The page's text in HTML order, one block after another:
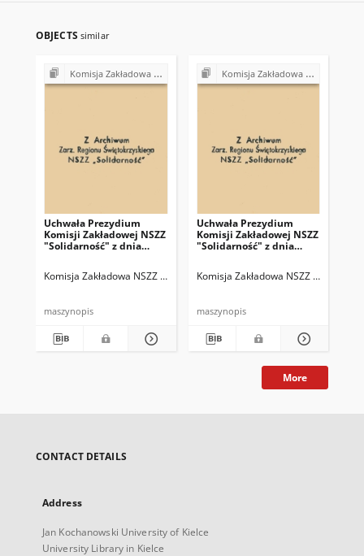
OBJECTS similar
Komisja Zakładowa NSZZ "Solidarność" w Skarżyskich Zakładach Obuwia w Skarżysku-Kamiennej
Uchwała Prezydium
Komisji Zakładowej NSZZ
"Solidarność" z dnia
Komisja Zakładowa NSZZ "Solidarność" w Skarżyskich Zakładach
maszynopis
Komisja Zakładowa NSZZ "Solidarność" w Skarżyskich Zakładach Obuwia w Skarżysku-Kamiennej
Uchwała Prezydium
Komisji Zakładowej NSZZ
"Solidarność" z dnia
Komisja Zakładowa NSZZ
maszynopis
More
CONTACT DETAILS
Address
Jan Kochanowski University of Kielce
University Library in Kielce